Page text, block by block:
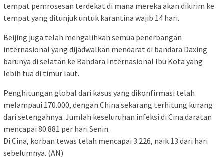
tempat pemrosesan terdekat di mana mereka akan dikirim ke
tempat yang ditunjuk untuk karantina wajib 14 hari.
Beijing juga telah mengalihkan semua penerbangan
internasional yang dijadwalkan mendarat di bandara Daxing
barunya di selatan ke Bandara Internasional Ibu Kota yang
lebih tua di timur laut.
Penghitungan global dari kasus yang dikonfirmasi telah
melampaui 170.000, dengan China sekarang terhitung kurang
dari setengahnya. Jumlah keseluruhan infeksi di Cina daratan
mencapai 80.881 per hari Senin.
Di Cina, korban tewas telah mencapai 3.226, naik 13 dari hari
sebelumnya. (AN)